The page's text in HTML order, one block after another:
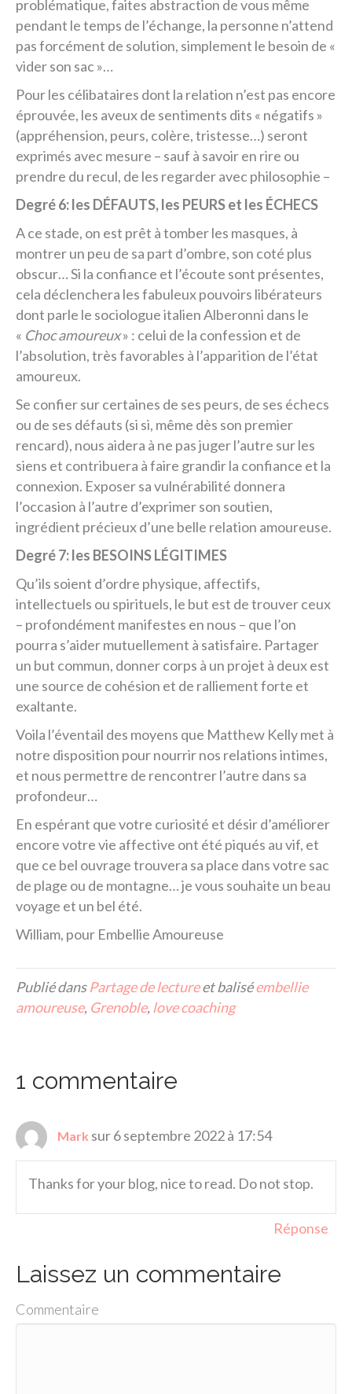
problématique, faites abstraction de vous même
pendant le temps de l’échange, la personne n’attend
pas forcément de solution, simplement le besoin de «
vider son sac »…
Pour les célibataires dont la relation n’est pas encore
éprouvée, les aveux de sentiments dits « négatifs »
(appréhension, peurs, colère, tristesse…) seront
exprimés avec mesure – sauf à savoir en rire ou
prendre du recul, de les regarder avec philosophie –
Degré 6: les DÉFAUTS, les PEURS et les ÉCHECS
A ce stade, on est prêt à tomber les masques, à
montrer un peu de sa part d’ombre, son coté plus
obscur… Si la confiance et l’écoute sont présentes,
cela déclenchera les fabuleux pouvoirs libérateurs
dont parle le sociologue italien Alberonni dans le
« Choc amoureux» : celui de la confession et de
l’absolution, très favorables à l’apparition de l’état
amoureux.
Se confier sur certaines de ses peurs, de ses échecs
ou de ses défauts (si si, même dès son premier
rencard), nous aidera à ne pas juger l’autre sur les
siens et contribuera à faire grandir la confiance et la
connexion. Exposer sa vulnérabilité donnera
l’occasion à l’autre d’exprimer son soutien,
ingrédient précieux d’une belle relation amoureuse.
Degré 7: les BESOINS LÉGITIMES
Qu’ils soient d’ordre physique, affectifs,
intellectuels ou spirituels, le but est de trouver ceux
– profondément manifestes en nous – que l’on
pourra s’aider mutuellement à satisfaire. Partager
un but commun, donner corps à un projet à deux est
une source de cohésion et de ralliement forte et
exaltante.
Voila l’éventail des moyens que Matthew Kelly met à
notre disposition pour nourrir nos relations intimes,
et nous permettre de rencontrer l’autre dans sa
profondeur…
En espérant que votre curiosité et désir d’améliorer
encore votre vie affective ont été piqués au vif, et
que ce bel ouvrage trouvera sa place dans votre sac
de plage ou de montagne… je vous souhaite un beau
voyage et un bel été.
William, pour Embellie Amoureuse
Publié dansPartage de lectureet baliséembellie
amoureuse, Grenoble, love coaching
1 commentaire
Mark sur 6 septembre 2022 à 17:54
Thanks for your blog, nice to read. Do not stop.
Réponse
Laissez un commentaire
Commentaire